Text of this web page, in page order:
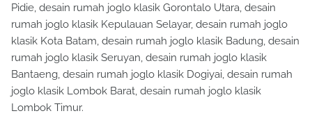
Pidie, desain rumah joglo klasik Gorontalo Utara, desain
rumah joglo klasik Kepulauan Selayar, desain rumah joglo
klasik Kota Batam, desain rumah joglo klasik Badung, desain
rumah joglo klasik Seruyan, desain rumah joglo klasik
Bantaeng, desain rumah joglo klasik Dogiyai, desain rumah
joglo klasik Lombok Barat, desain rumah joglo klasik
Lombok Timur.